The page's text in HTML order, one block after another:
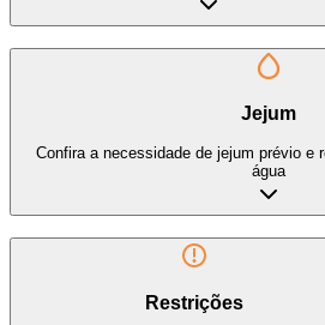
Jejum
Confira a necessidade de jejum prévio e
água
Restrições